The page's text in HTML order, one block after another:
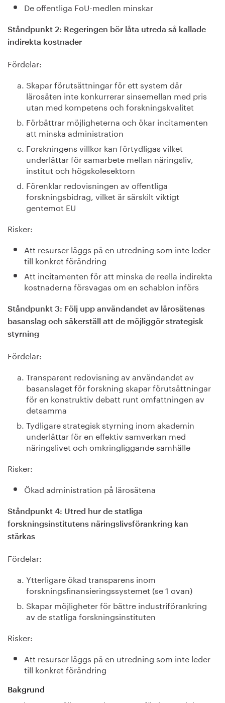
De offentliga FoU-medlen minskar
Ståndpunkt 2: Regeringen bör låta utreda så kallade
indirekta kostnader
Fördelar:
Skapar förutsättningar för ett system där
lärosäten inte konkurrerar sinsemellan med pris
utan med kompetens och forskningskvalitet
Förbättrar möjligheterna och ökar incitamenten
att minska administration
Forskningens villkor kan förtydligas vilket
underlättar för samarbete mellan näringsliv,
institut och högskolesektorn
Förenklar redovisningen av offentliga
forskningsbidrag, vilket är särskilt viktigt
gentemot EU
Risker:
Att resurser läggs på en utredning som inte leder
till konkret förändring
Att incitamenten för att minska de reella indirekta
kostnaderna försvagas om en schablon införs
Ståndpunkt 3: Följ upp användandet av lärosätenas
basanslag och säkerställ att de möjliggör strategisk
styrning
Fördelar:
Transparent redovisning av användandet av
basanslaget för forskning skapar förutsättningar
för en konstruktiv debatt runt omfattningen av
detsamma
Tydligare strategisk styrning inom akademin
underlättar för en effektiv samverkan med
näringslivet och omkringliggande samhälle
Risker:
Ökad administration på lärosätena
Ståndpunkt 4: Utred hur de statliga
forskningsinstitutens näringslivsförankring kan
stärkas
Fördelar:
Ytterligare ökad transparens inom
forskningsfinansieringssystemet (se 1 ovan)
Skapar möjligheter för bättre industriförankring
av de statliga forskningsinstituten
Risker:
Att resurser läggs på en utredning som inte leder
till konkret förändring
Bakgrund